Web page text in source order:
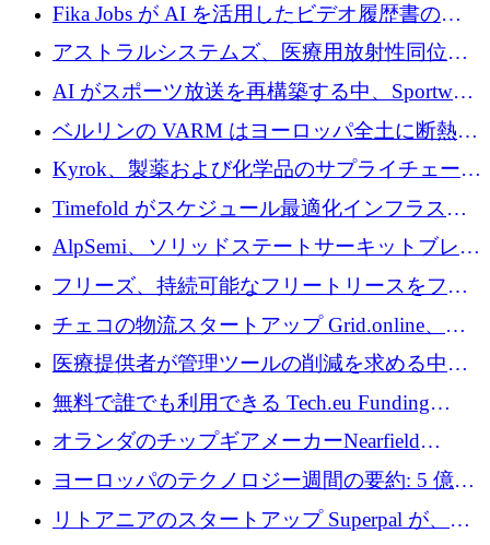
Fika Jobs が AI を活用したビデオ履歴書のた
めに 400 万ドルを調達
アストラルシステムズ、医療用放射性同位元
素の世界的な不足に対処するために2,300万ポ
ンドを調達
AI がスポーツ放送を再構築する中、Sportway
が 2,000 万ユーロを調達
ベルリンの VARM はヨーロッパ全土に断熱材
を拡張するために 1,750 万ユーロを投資
Kyrok、製薬および化学品のサプライチェーン
に AI を導入するために 310 万ユーロを確保
Timefold がスケジュール最適化インフラスト
ラクチャを拡張するためにシリーズ A で
1,300 万ドルを調達
AlpSemi、ソリッドステートサーキットブレー
カー技術の進歩のために1,700万ユーロを調達
フリーズ、持続可能なフリートリースをフラ
ンス全土に拡大するために1,300万ユーロを確
保
チェコの物流スタートアップ Grid.online、配
送量が 1 年で 10 倍に増加し、400 万ユーロの
利益を獲得
医療提供者が管理ツールの削減を求める中、
a16z が Prosper AI を 3,000 万ドルで支援
無料で誰でも利用できる Tech.eu Funding
Explorer のご紹介
オランダのチップギアメーカーNearfield
Instrumentsが3億8,000万ドルを調達
ヨーロッパのテクノロジー週間の要約: 5 億
8,500 万ユーロを超える 60 以上のテクノロジ
ー資金調達取引
リトアニアのスタートアップ Superpal が、